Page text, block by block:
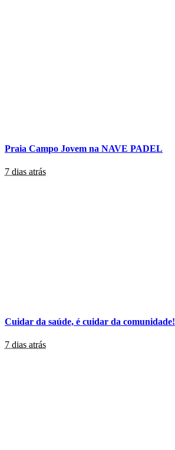
Praia Campo Jovem na NAVE PADEL
7 dias atrás
Cuidar da saúde, é cuidar da comunidade!
7 dias atrás